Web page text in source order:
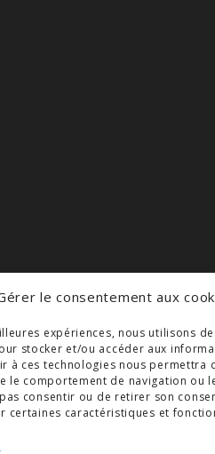
le consentement aux
expériences, nous utilisons
stocker et/ou accéder aux
à ces technologies nous permettra
le comportement de navigation ou
consentir ou de retirer son
certaines caractéristiques et